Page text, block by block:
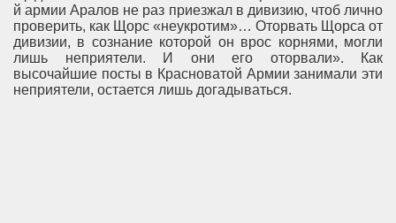
й армии Аралов не раз приезжал в дивизию, чтоб лично
проверить, как Щорс «неукротим»… Оторвать Щорса от
дивизии, в сознание которой он врос корнями, могли
лишь неприятели. И они его оторвали». Как
высочайшие посты в Красноватой Армии занимали эти
неприятели, остается лишь догадываться.